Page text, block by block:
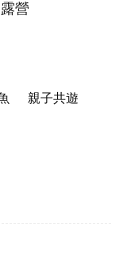
營
親子共遊